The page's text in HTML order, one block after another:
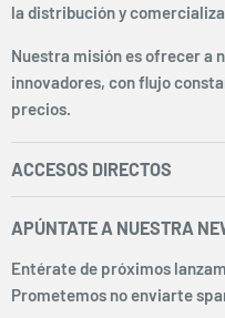
la distribución y
Nuestra misión es ofrecer a
innovadores, con flujo
precios.
ACCESOS DIRECTOS
Envíos y Pagos
APÚNTATE A NUESTRA
Entérate de próximos
Prometemos no enviarte